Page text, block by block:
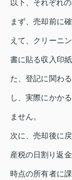
以下、それぞれ
まず、売却前に
えて、クリーニ
書に貼る収入印
た、登記に関わ
し、実際にかか
ません。
次に、売却後に
産税の日割り返
時点の所有者に